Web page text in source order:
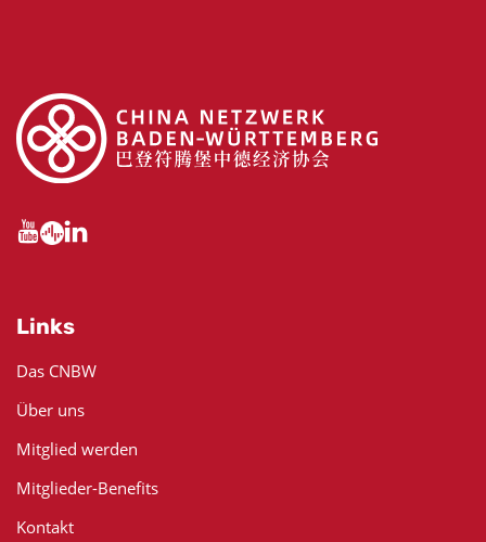
Links
Das CNBW
Über uns
Mitglied werden
Mitglieder-Benefits
Kontakt